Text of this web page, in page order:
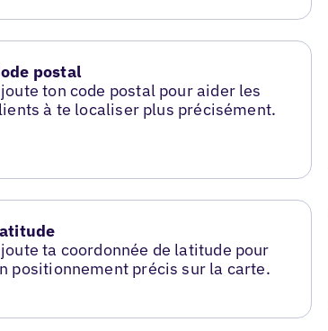
postal
ton code postal pour aider les
à te localiser plus précisément.
ta coordonnée de latitude pour
positionnement précis sur la carte.